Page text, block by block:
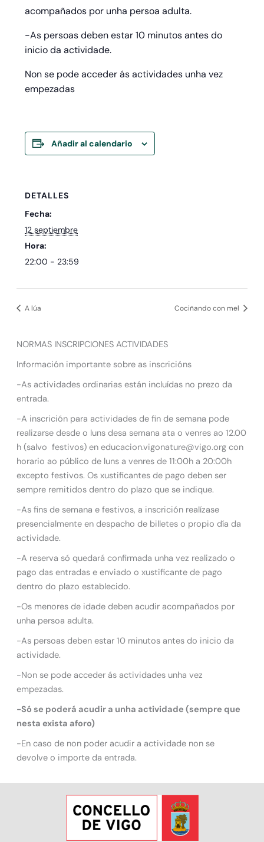
acompañados por unha persoa adulta.
-As persoas deben estar 10 minutos antes do
inicio da actividade.
Non se pode acceder ás actividades unha vez
empezadas
Añadir al calendario
DETALLES
Fecha:
12 septiembre
Hora:
22:00 - 23:59
A lúa Cociñando con mel
NORMAS INSCRIPCIONES ACTIVIDADES
Información importante sobre as inscricións
-As actividades ordinarias están incluídas no prezo da
entrada.
-A inscrición para actividades de fin de semana pode
realizarse desde o luns desa semana ata o venres ao 12.00
h (salvo festivos) en educacion.vigonature@vigo.org con
horario ao público de luns a venres de 11:00h a 20:00h
excepto festivos. Os xustificantes de pago deben ser
sempre remitidos dentro do plazo que se indique.
-As fins de semana e festivos, a inscrición realízase
presencialmente en despacho de billetes o propio día da
actividade.
-A reserva só quedará confirmada unha vez realizado o
pago das entradas e enviado o xustificante de pago
dentro do plazo establecido.
-Os menores de idade deben acudir acompañados por
unha persoa adulta.
-As persoas deben estar 10 minutos antes do inicio da
actividade.
-Non se pode acceder ás actividades unha vez
empezadas.
-Só se poderá acudir a unha actividade (sempre que
nesta exista aforo)
-En caso de non poder acudir a actividade non se
devolve o importe da entrada.